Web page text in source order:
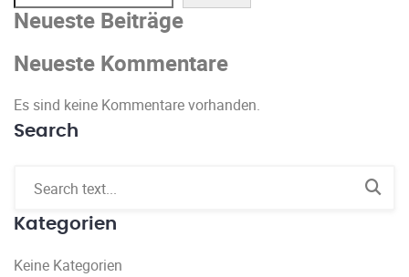
Neueste Beiträge
Neueste Kommentare
Es sind keine Kommentare vorhanden.
Search
Kategorien
Keine Kategorien